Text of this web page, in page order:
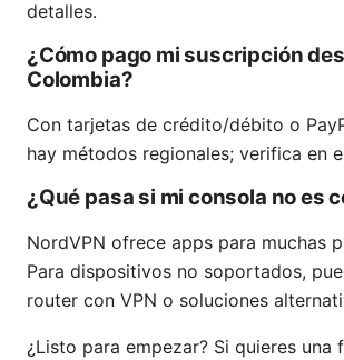
detalles.
¿Cómo pago mi suscripción
Colombia?
Con tarjetas de crédito/débito o
hay métodos regionales; verifica en
¿Qué pasa si mi consola no es
NordVPN ofrece apps para muchas
Para dispositivos no soportados,
router con VPN o soluciones
¿Listo para empezar? Si quieres una